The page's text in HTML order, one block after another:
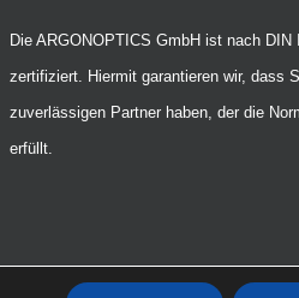
Die ARGONOPTICS GmbH ist nach DIN
zertifiziert. Hiermit garantieren wir, dass
zuverlässigen Partner haben, der die
erfüllt.